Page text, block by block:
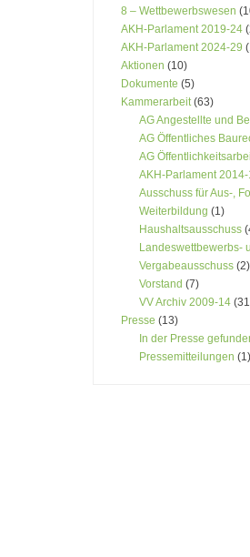
8 – Wettbewerbswesen
AKH-Parlament 2019-24
AKH-Parlament 2024-29
Aktionen (10)
Dokumente (5)
Kammerarbeit(63)
AG Angestellte und
AG Öffentliches
AG
AKH-Parlament 2014-
Ausschuss für Aus-,
Weiterbildung (1)
Haushaltsausschuss
Landeswettbewerbs-
Vergabeausschuss (2)
Vorstand (7)
VV Archiv 2009-14
Presse (13)
In der Presse
Pressemitteilungen (1)